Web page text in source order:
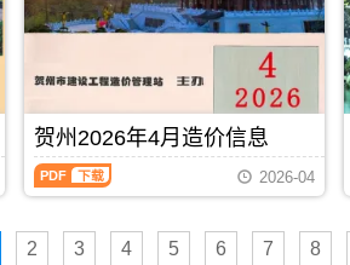
手
册，
市
价
信
息
期
PDF
工
标
制
价
编
制，
钦
设
工
造
信
息）
期
刊，
由
宁
市
PDF 下载
贺州2026年4月造价信息
贺
州
年
4
2026-04
2 3 4 5 6 7 8